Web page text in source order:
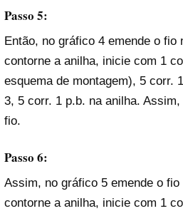
Passo 5:
Então, no gráfico 4 emende o fio
contorne a anilha, inicie com 1
esquema de montagem), 5 corr.
3, 5 corr. 1 p.b. na anilha.
fio.
Passo 6:
Assim, no gráfico 5 emende o fio
contorne a anilha, inicie com 1